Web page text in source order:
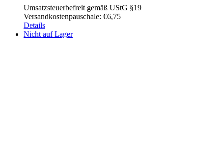
Umsatzsteuerbefreit gemäß UStG §19
Versandkostenpauschale: €6,75
Details
Nicht auf Lager